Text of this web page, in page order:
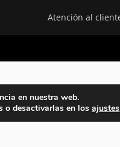
Atención al
en nuestra web.
o desactivarlas en losajustes